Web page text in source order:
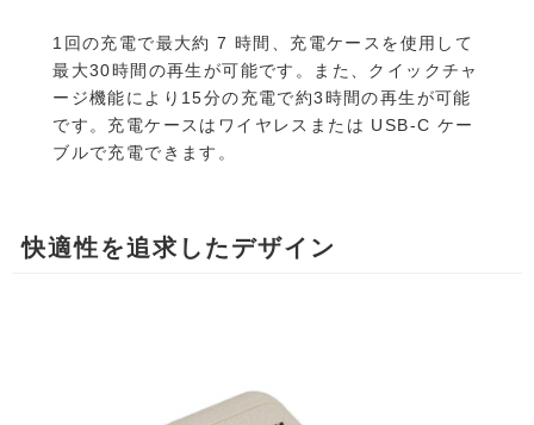
1回の充電で最大約 7 時間、充電ケースを使用して
最大30時間の再生が可能です。また、クイックチャ
ージ機能により15分の充電で約3時間の再生が可能
です。充電ケースはワイヤレスまたは USB-C ケー
ブルで充電できます。
快適性を追求したデザイン